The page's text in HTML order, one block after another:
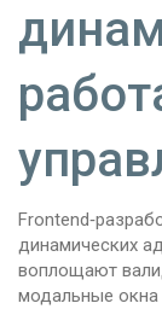
динамических
воплощают
модальные